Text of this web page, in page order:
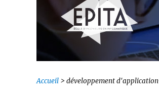
Accueil > développement d'application